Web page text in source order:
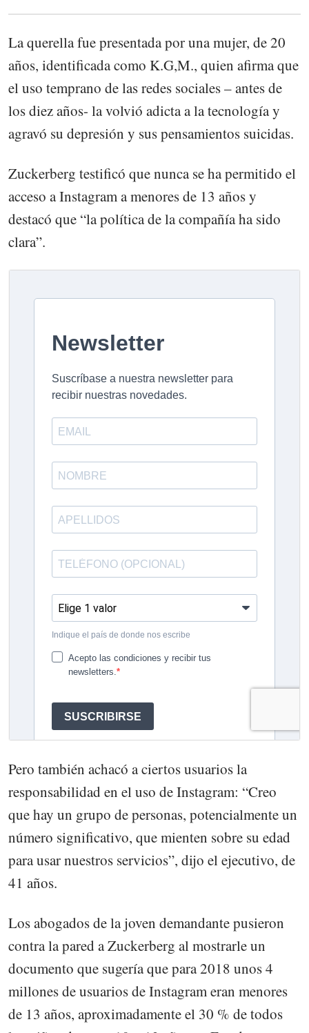
La querella fue presentada por una mujer, de 20
años, identificada como K.G,M., quien afirma que
el uso temprano de las redes sociales – antes de
los diez años- la volvió adicta a la tecnología y
agravó su depresión y sus pensamientos suicidas.
Zuckerberg testificó que nunca se ha permitido el
acceso a Instagram a menores de 13 años y
destacó que “la política de la compañía ha sido
clara”.
Pero también achacó a ciertos usuarios la
responsabilidad en el uso de Instagram: “Creo
que hay un grupo de personas, potencialmente un
número significativo, que mienten sobre su edad
para usar nuestros servicios”, dijo el ejecutivo, de
41 años.
Los abogados de la joven demandante pusieron
contra la pared a Zuckerberg al mostrarle un
documento que sugería que para 2018 unos 4
millones de usuarios de Instagram eran menores
de 13 años, aproximadamente el 30 % de todos